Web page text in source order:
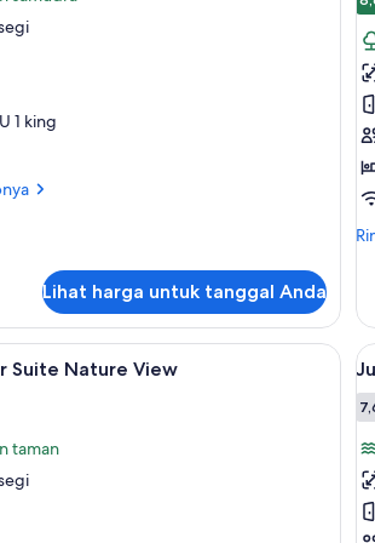
1 king
Lihat harga untuk tanggal Anda
Seprai premium, minibar gratis,
Suite Nature View
taman